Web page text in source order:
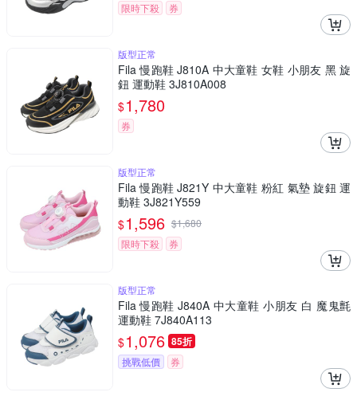
限時下殺
券
版型正常
Fila 慢跑鞋 J810A 中大童鞋 女鞋 小朋友 黑 旋
鈕 運動鞋 3J810A008
$1,780
券
版型正常
Fila 慢跑鞋 J821Y 中大童鞋 粉紅 氣墊 旋鈕 運
動鞋 3J821Y559
$1,596 $1,680
限時下殺
券
版型正常
Fila 慢跑鞋 J840A 中大童鞋 小朋友 白 魔鬼氈
運動鞋 7J840A113
$1,076 85折
挑戰低價 券